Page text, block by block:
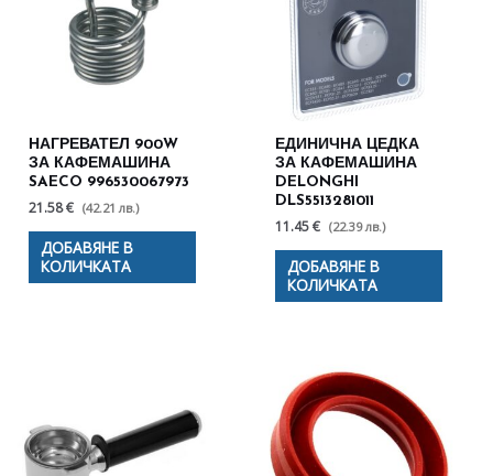
НАГРЕВАТЕЛ 900W
ЗА КАФЕМАШИНА
SAECO 996530067973
21.58 € (42.21 лв.)
ДОБАВЯНЕ В
КОЛИЧКАТА
ЕДИНИЧНА ЦЕДКА
ЗА КАФЕМАШИНА
DELONGHI
DLS5513281011
11.45 € (22.39 лв.)
ДОБАВЯНЕ В
КОЛИЧКАТА